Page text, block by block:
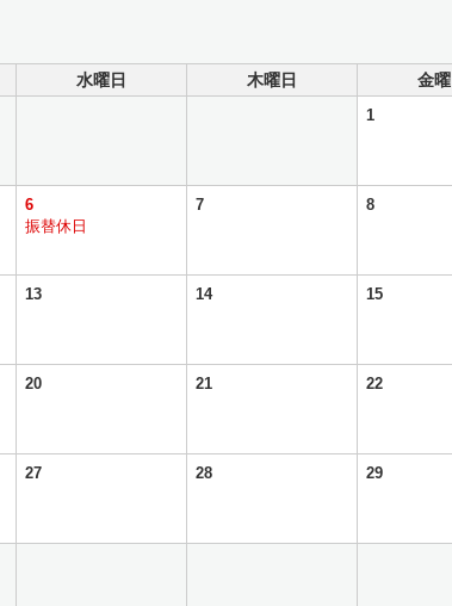
水曜日 木曜日 金曜
1
6
振替休日
7 8
13 14 15
20 21 22
27 28 29